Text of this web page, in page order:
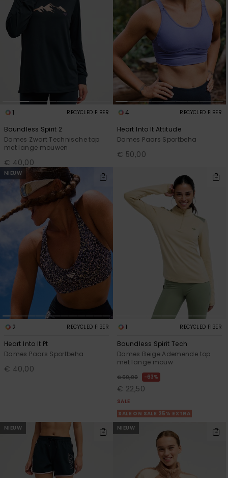
1 RECYCLED FIBER
Boundless Spirit 2
Dames Zwart Technische top
met lange mouwen
€ 40,00
4 RECYCLED FIBER
Heart Into It Attitude
Dames Paars Sportbeha
€ 50,00
NIEUW
2 RECYCLED FIBER
Heart Into It Pt
Dames Paars Sportbeha
€ 40,00
1 RECYCLED FIBER
Boundless Spirit Tech
Dames Beige Ademende top
met lange mouw
€ 60,00 63%
€ 22,50
SALE
SALE ON SALE 25% EXTRA
NIEUW
NIEUW